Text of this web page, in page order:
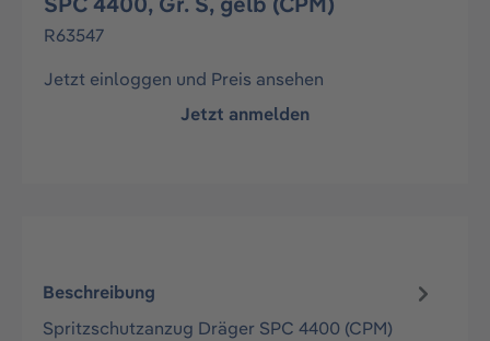
R63547
Jetzt einloggen und Preis ansehen
Jetzt anmelden
Beschreibung
Spritzschutzanzug Dräger SPC 4400 (CPM)